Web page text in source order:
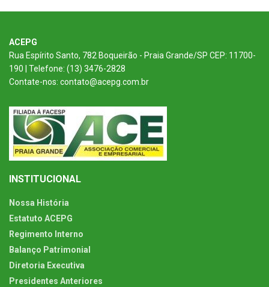
ACEPG
Rua Espírito Santo, 782 Boqueirão - Praia Grande/SP CEP: 11700-
190 | Telefone: (13) 3476-2828
Contate-nos: contato@acepg.com.br
INSTITUCIONAL
Nossa História
Estatuto ACEPG
Regimento Interno
Balanço Patrimonial
Diretoria Executiva
Presidentes Anteriores